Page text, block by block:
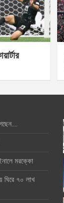
মরক্কো
ঘিরে ৭০ লাখ